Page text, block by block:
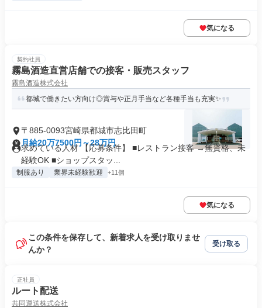
気になる
契約社員
霧島酒造直営店舗での接客・販売スタッフ
霧島酒造株式会社
都城で働きたい方向け◎賞与や正月手当など各種手当も充実✨
〒885-0093宮崎県都城市志比田町
月給20万7500円～28万円
求めている人材 【応募条件】 ■レストラン接客 →無資格、未
経験OK ■ショップスタッ...
制服あり 業界未経験歓迎 +11個
気になる
この条件を保存して、新着求人を受け取りませ
んか？
受け取る
正社員
ルート配送
共同運送株式会社